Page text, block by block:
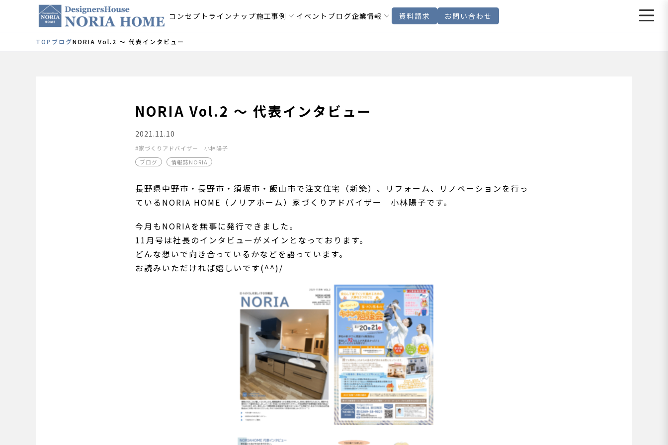
コンセプト ラインナップ施工事例 イベント ブログ企業情報 資料請求 お問い合わせ
TOP ブログNORIA Vol.2 ～ 代表インタビュー
NORIA Vol.2 ～ 代表インタビュー
2021.11.10
家づくりアドバイザー 小林陽子
ブログ
情報誌NORIA
長野県中野市・長野市・須坂市・飯山市で注文住宅（新築）、リフォーム、リノベーションを行っ
ているNORIA HOME（ノリアホーム）家づくりアドバイザー 小林陽子です。
今月もNORIAを無事に発行できました。
11月号は社長のインタビューがメインとなっております。
どんな想いで向き合っているかなどを語っています。
お読みいただければ嬉しいです(^^)/